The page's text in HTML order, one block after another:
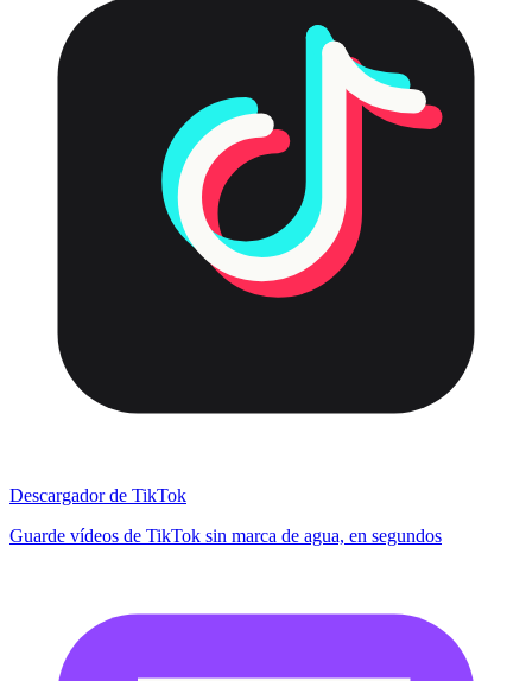
Descargador de TikTok
Guarde vídeos de TikTok sin marca de agua, en segundos